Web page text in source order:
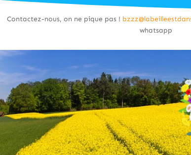
Contactez-nous, on ne pique pas !
whatsapp